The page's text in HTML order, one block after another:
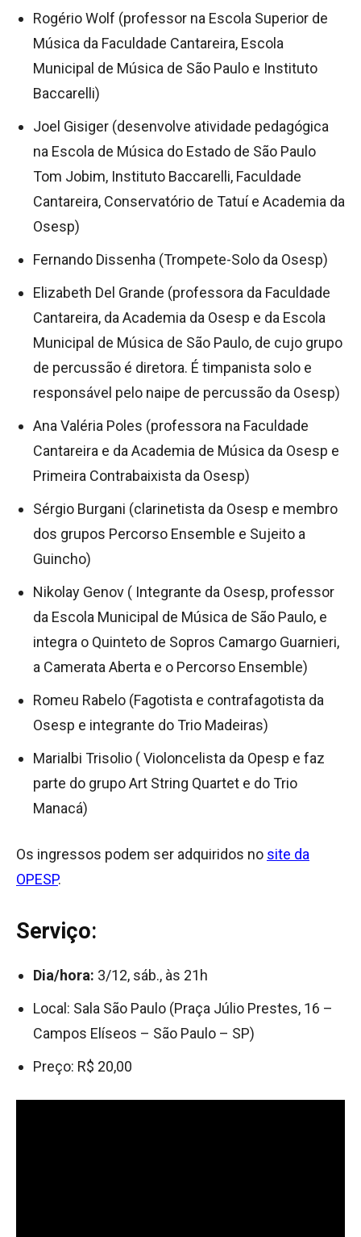
Rogério Wolf (professor na Escola Superior de
Música da Faculdade Cantareira, Escola
Municipal de Música de São Paulo e Instituto
Baccarelli)
Joel Gisiger (desenvolve atividade pedagógica
na Escola de Música do Estado de São Paulo
Tom Jobim, Instituto Baccarelli, Faculdade
Cantareira, Conservatório de Tatuí e Academia da
Osesp)
Fernando Dissenha (Trompete-Solo da Osesp)
Elizabeth Del Grande (professora da Faculdade
Cantareira, da Academia da Osesp e da Escola
Municipal de Música de São Paulo, de cujo grupo
de percussão é diretora. É timpanista solo e
responsável pelo naipe de percussão da Osesp)
Ana Valéria Poles (professora na Faculdade
Cantareira e da Academia de Música da Osesp e
Primeira Contrabaixista da Osesp)
Sérgio Burgani (clarinetista da Osesp e membro
dos grupos Percorso Ensemble e Sujeito a
Guincho)
Nikolay Genov ( Integrante da Osesp, professor
da Escola Municipal de Música de São Paulo, e
integra o Quinteto de Sopros Camargo Guarnieri,
a Camerata Aberta e o Percorso Ensemble)
Romeu Rabelo (Fagotista e contrafagotista da
Osesp e integrante do Trio Madeiras)
Marialbi Trisolio ( Violoncelista da Opesp e faz
parte do grupo Art String Quartet e do Trio
Manacá)
Os ingressos podem ser adquiridos no site da
OPESP.
Serviço:
Dia/hora: 3/12, sáb., às 21h
Local: Sala São Paulo (Praça Júlio Prestes, 16 –
Campos Elíseos – São Paulo – SP)
Preço: R$ 20,00